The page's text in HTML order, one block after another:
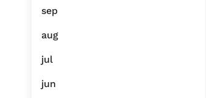
sep
aug
jul
jun